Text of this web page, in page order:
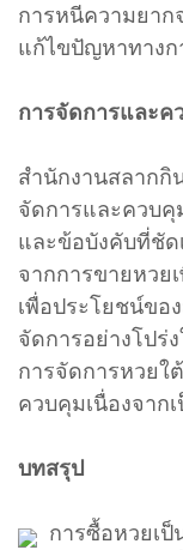
การหนีความยาก
แก้ไขปัญหาทางก
การจัดการและค
สำนักงานสลากกิ
จัดการและควบ
และข้อบังคับที่ชัด
จากการขายหวย
เพื่อประโยชน์ขอ
จัดการอย่างโปร่
การจัดการหวยใ
ควบคุมเนื่องจาก
บทสรุป
การซื้อหวยเ